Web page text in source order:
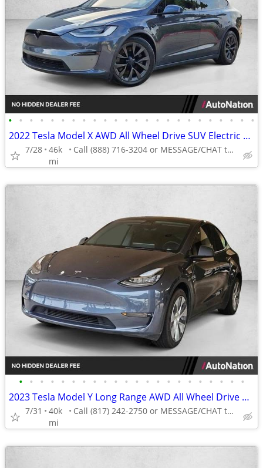
• • • • • • • • • • • • • • • • • • • • • • • •
2022 Tesla Model X AWD All Wheel Drive SUV Electric AUTONATION
7/28 46k
mi
Call (888) 716-3204 or MESSAGE/CHAT to confirm availability
• • • • • • • • • • • • • • • • • • • • • •
2023 Tesla Model Y Long Range AWD All Wheel Drive SUV Electric AUTONATION
7/31
40k
mi
Call (817) 242-2750 or MESSAGE/CHAT to confirm availability